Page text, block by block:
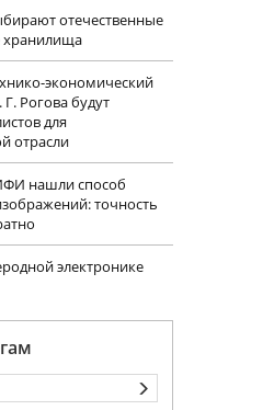
отечественные
экономический
Рогова будут
для
отрасли
нашли способ
точность
электронике